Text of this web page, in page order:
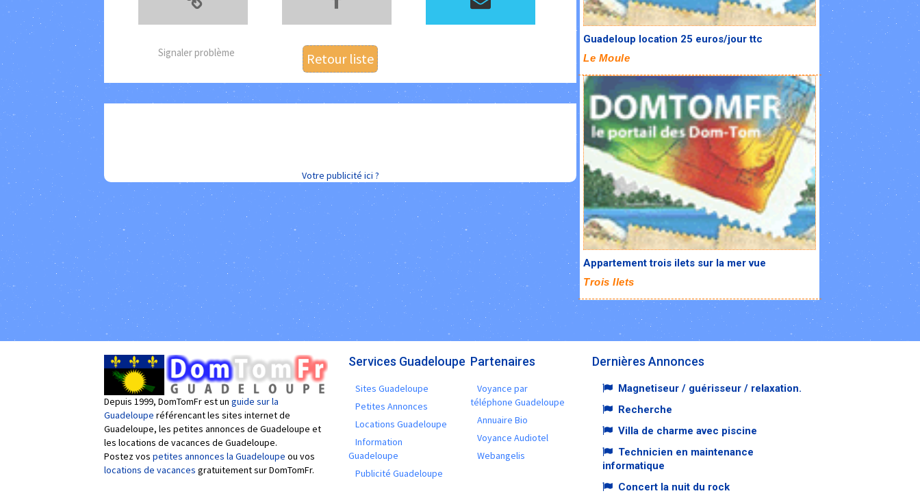
Signaler problème Retour liste
Votre publicité ici ?
Guadeloup location 25 euros/jour ttc
Le Moule
Appartement trois ilets sur la mer vue
Trois Ilets
Depuis 1999, DomTomFr est un guide sur la
Guadeloupe référencant les sites internet de
Guadeloupe, les petites annonces de Guadeloupe et
les locations de vacances de Guadeloupe.
Postez vos petites annonces la Guadeloupe ou vos
locations de vacances gratuitement sur DomTomFr.
Services Guadeloupe
Sites Guadeloupe
Petites Annonces
Locations Guadeloupe
Information
Guadeloupe
Publicité Guadeloupe
Partenaires
Voyance par
téléphone Guadeloupe
Annuaire Bio
Voyance Audiotel
Webangelis
Dernières Annonces
Magnetiseur / guérisseur / relaxation.
Recherche
Villa de charme avec piscine
Technicien en maintenance
informatique
Concert la nuit du rock